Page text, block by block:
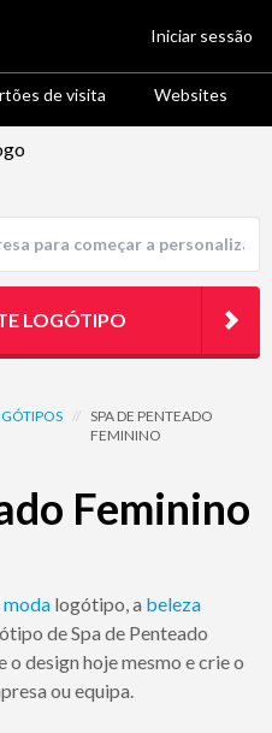
de visita Websites
Iniciar sessão
// SPA DE PENTEADO
FEMININO
Feminino
moda logótipo, a beleza
de Spa de Penteado
design hoje mesmo e crie o
ou equipa.
LOGÓTIPO